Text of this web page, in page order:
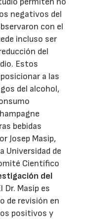
negativos del
con el
incluso ser
del
Estos
a las
del alcohol,
bebidas
Josep Masip,
Universidad de
Científico
del
Dr. Masip es
de revisión en
positivos y